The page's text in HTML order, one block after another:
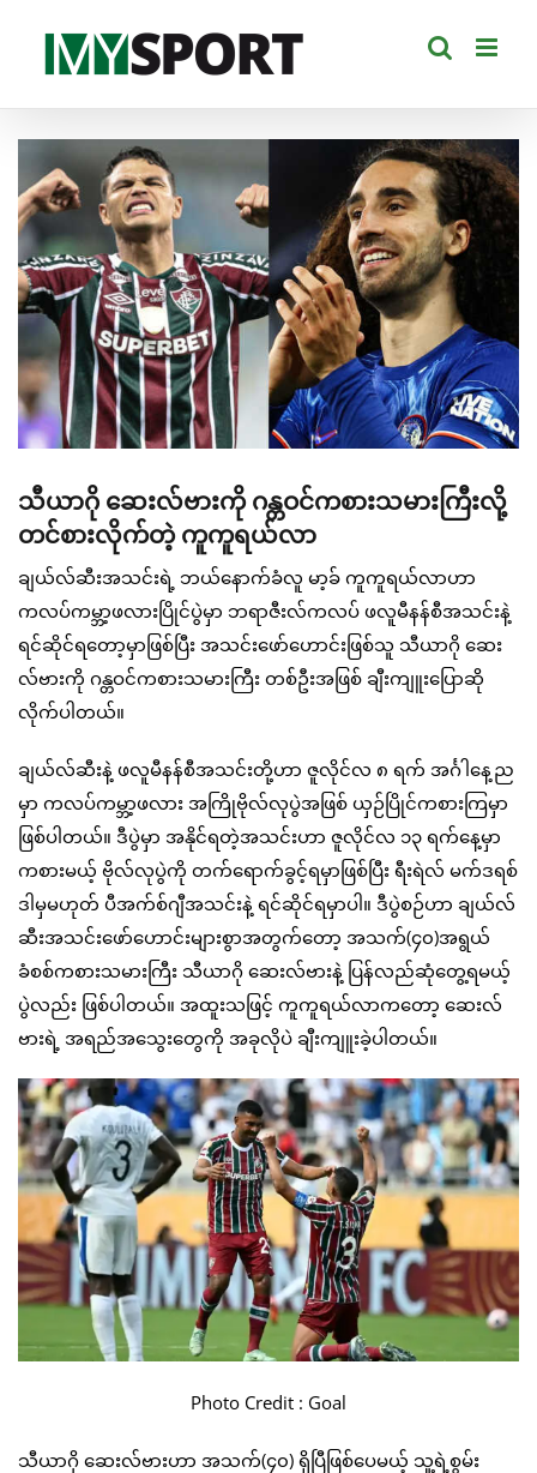
content
Larger
Image
သီယာဂို ဆေးလ်ဗားကို ဂန္တဝင်ကစားသမားကြီးလို့
တင်စားလိုက်တဲ့ ကူကူရယ်လာ
ချယ်လ်ဆီးအသင်းရဲ့ ဘယ်နောက်ခံလူ မာ့ခ် ကူကူရယ်လာဟာ
ကလပ်ကမ္ဘာ့ဖလားပြိုင်ပွဲမှာ ဘရာဇီးလ်ကလပ် ဖလူမီနန်စီအသင်းနဲ့
ရင်ဆိုင်ရတော့မှာဖြစ်ပြီး အသင်းဖော်ဟောင်းဖြစ်သူ သီယာဂို ဆေး
လ်ဗားကို ဂန္တဝင်ကစားသမားကြီး တစ်ဦးအဖြစ် ချီးကျူးပြောဆို
လိုက်ပါတယ်။
ချယ်လ်ဆီးနဲ့ ဖလူမီနန်စီအသင်းတို့ဟာ ဇူလိုင်လ ၈ ရက် အင်္ဂါနေ့ည
မှာ ကလပ်ကမ္ဘာ့ဖလား အကြိုဗိုလ်လုပွဲအဖြစ် ယှဉ်ပြိုင်ကစားကြမှာ
ဖြစ်ပါတယ်။ ဒီပွဲမှာ အနိုင်ရတဲ့အသင်းဟာ ဇူလိုင်လ ၁၃ ရက်နေ့မှာ
ကစားမယ့် ဗိုလ်လုပွဲကို တက်ရောက်ခွင့်ရမှာဖြစ်ပြီး ရီးရဲလ် မက်ဒရစ်
ဒါမှမဟုတ် ပီအက်စ်ဂျီအသင်းနဲ့ ရင်ဆိုင်ရမှာပါ။ ဒီပွဲစဉ်ဟာ ချယ်လ်
ဆီးအသင်းဖော်ဟောင်းများစွာအတွက်တော့ အသက်(၄၀)အရွယ်
ခံစစ်ကစားသမားကြီး သီယာဂို ဆေးလ်ဗားနဲ့ ပြန်လည်ဆုံတွေ့ရမယ့်
ပွဲလည်း ဖြစ်ပါတယ်။ အထူးသဖြင့် ကူကူရယ်လာကတော့ ဆေးလ်
ဗားရဲ့ အရည်အသွေးတွေကို အခုလိုပဲ ချီးကျူးခဲ့ပါတယ်။
Photo Credit : Goal
သီယာဂို ဆေးလ်ဗားဟာ အသက်(၄၀) ရှိပြီဖြစ်ပေမယ့် သူ့ရဲ့စွမ်း